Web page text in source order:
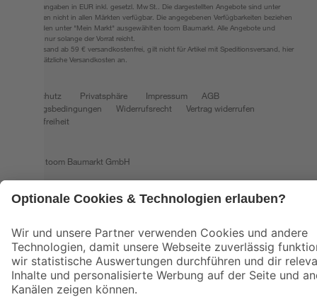
Alle Preisangaben in EUR inkl. gesetzl. MwSt.. Die dargestellten Angebote sind unter
Umständen nicht in allen Märkten verfügbar. Die angegebenen Verfügbarkeiten beziehen
sich auf den unter "Mein Markt" ausgewählten toom Baumarkt. Alle Angebote und
Produkte nur solange der Vorrat reicht.
*Paketversand ab 59 € versandkostenfrei, gilt nicht für Artikel mit Speditionsversand, hier
fallen zusätzliche Versandkosten an.
Datenschutz Privatsphäre Impressum
AGB
Nutzungsbedingungen
Widerrufsrecht
Vertrag widerrufen
Barrierefreiheit
© 2026 toom Baumarkt GmbH